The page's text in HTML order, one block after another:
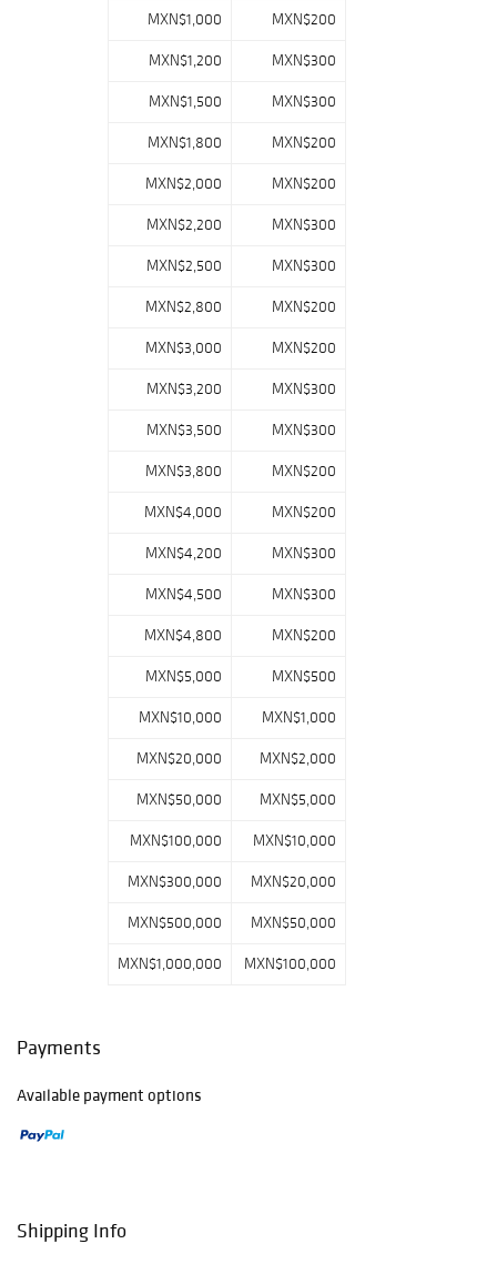
MXN$1,000 MXN$200
MXN$1,200 MXN$300
MXN$1,500 MXN$300
MXN$1,800 MXN$200
MXN$2,000 MXN$200
MXN$2,200 MXN$300
MXN$2,500 MXN$300
MXN$2,800 MXN$200
MXN$3,000 MXN$200
MXN$3,200 MXN$300
MXN$3,500 MXN$300
MXN$3,800 MXN$200
MXN$4,000 MXN$200
MXN$4,200 MXN$300
MXN$4,500 MXN$300
MXN$4,800 MXN$200
MXN$5,000 MXN$500
MXN$10,000 MXN$1,000
MXN$20,000 MXN$2,000
MXN$50,000 MXN$5,000
MXN$100,000 MXN$10,000
MXN$300,000 MXN$20,000
MXN$500,000 MXN$50,000
MXN$1,000,000 MXN$100,000
Payments
Available payment options
Shipping Info